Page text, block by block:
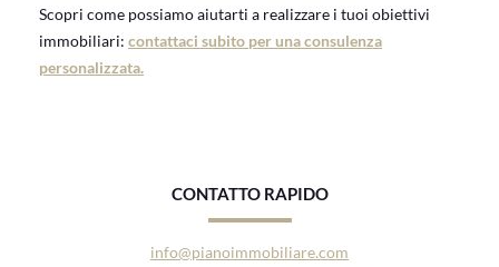
Scopri come possiamo aiutarti a realizzare i tuoi obiettivi
immobiliari: contattaci subito per una consulenza
personalizzata.
CONTATTO RAPIDO
info@pianoimmobiliare.com